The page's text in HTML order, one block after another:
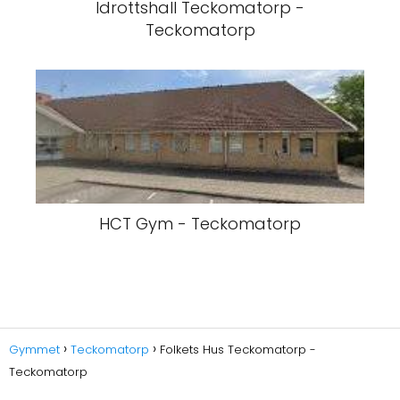
Idrottshall Teckomatorp -
Teckomatorp
HCT Gym - Teckomatorp
Gymmet Teckomatorp
Folkets Hus Teckomatorp -
Teckomatorp